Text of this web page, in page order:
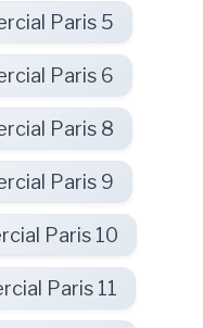
Paris 5
Paris 6
Paris 8
Paris 9
Paris 10
Paris 11